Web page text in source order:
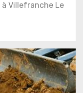
Villefranche Le